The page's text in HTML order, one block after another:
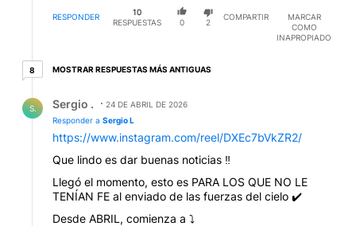
RESPONDER
10
RESPUESTAS
0 2
COMPARTIR
MARCAR
COMO
INAPROPIADO
88 respuestas más antiguas
MOSTRAR RESPUESTAS MÁS ANTIGUAS
S. Sergio .
24 DE ABRIL DE 2026
Responder a Sergio L
https://www.instagram.com/reel/DXEc7bVkZR2/
Que lindo es dar buenas noticias ‼️
Llegó el momento, esto es PARA LOS QUE NO LE
TENÍAN FE al enviado de las fuerzas del cielo ✔️
Desde ABRIL, comienza a ⤵️